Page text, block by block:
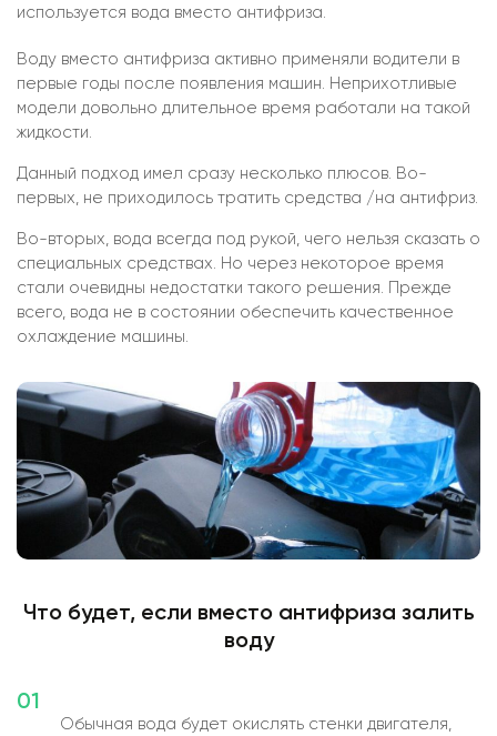
используется вода вместо антифриза.
Воду вместо антифриза активно применяли водители в
первые годы после появления машин. Неприхотливые
модели довольно длительное время работали на такой
жидкости.
Данный подход имел сразу несколько плюсов. Во-
первых, не приходилось тратить средства /на антифриз.
Во-вторых, вода всегда под рукой, чего нельзя сказать о
специальных средствах. Но через некоторое время
стали очевидны недостатки такого решения. Прежде
всего, вода не в состоянии обеспечить качественное
охлаждение машины.
Что будет, если вместо антифриза залить
воду
01
Обычная вода будет окислять стенки двигателя,